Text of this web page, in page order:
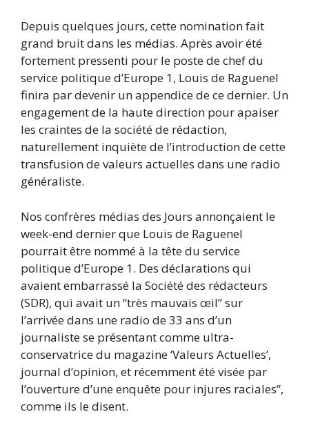
Depuis quelques jours, cette nomination fait
grand bruit dans les médias. Après avoir été
fortement pressenti pour le poste de chef du
service politique d’Europe 1, Louis de Raguenel
finira par devenir un appendice de ce dernier. Un
engagement de la haute direction pour apaiser
les craintes de la société de rédaction,
naturellement inquiète de l’introduction de cette
transfusion de valeurs actuelles dans une radio
généraliste.
Nos confrères médias des Jours annonçaient le
week-end dernier que Louis de Raguenel
pourrait être nommé à la tête du service
politique d’Europe 1. Des déclarations qui
avaient embarrassé la Société des rédacteurs
(SDR), qui avait un “très mauvais œil” sur
l’arrivée dans une radio de 33 ans d’un
journaliste se présentant comme ultra-
conservatrice du magazine ‘Valeurs Actuelles’,
journal d’opinion, et récemment été visée par
l’ouverture d’une enquête pour injures raciales”,
comme ils le disent.